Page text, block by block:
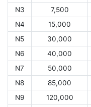
N3
7,500
N4
15,000
N5
30,000
N6
40,000
N7
50,000
N8
85,000
N9
120,000